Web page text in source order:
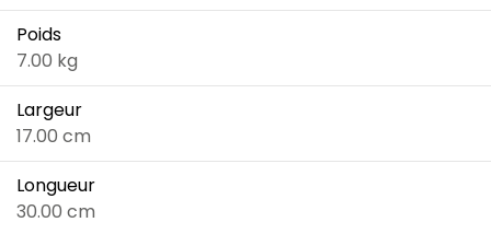
Poids
7.00 kg
Largeur
17.00 cm
Longueur
30.00 cm